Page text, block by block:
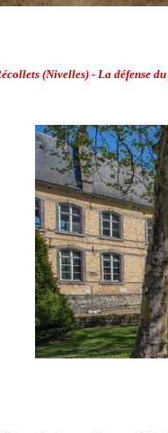
(Nivelles) - La défense